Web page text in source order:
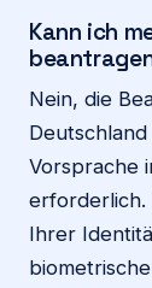
Kann ich
Nein, die
Vorsprache
erforderlich.
Ihrer